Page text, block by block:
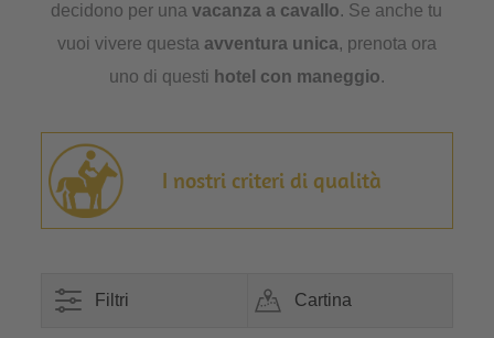
decidono per unavacanza a cavallo. Se anche tu
vuoi vivere questa avventura unica, prenota ora
uno di questi hotel con maneggio.
I nostri criteri di qualità
Filtri Cartina